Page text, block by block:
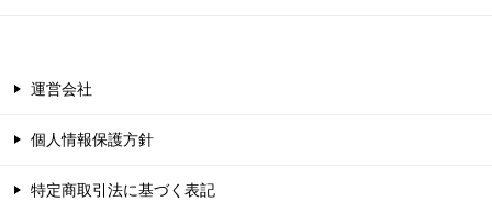
運営会社
個人情報保護方針
特定商取引法に基づく表記